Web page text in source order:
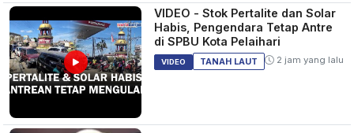
Baku Tembak Maut di Intan
Jaya! TNI Berhasil Tewaskan 14
Anggota OPM dan Rebut
Markas Besar Soanggama
VIDEO - Stok Pertalite dan Solar
Habis, Pengendara Tetap Antre
di SPBU Kota Pelaihari
VIDEO TANAH LAUT 2 jam yang lalu